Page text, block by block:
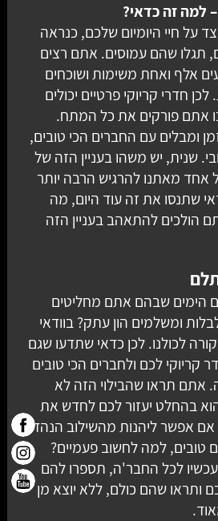
– למה זה כדאי?
על חיי היומיום שלכם, כנראה
תגלו שהם עמוסים. אתם רצים
אלף ואחת משימות ושוכחים
לכן חדרי קריוקי פרטיים יכולים
אתם פורקים את כל המתח.
ומבלים עם החברים הכי טובים,
שנית, יש משהו בעניין הזה של
אחד מאתנו להרגיש הרבה יותר
שתנסו את זה עוד היום, מה
הולכים להתאהב בעניין הזה
הימים שבהם אתם מחליטים
ומשלמים הון עתק? בוודאי
לכולנו. לכן כדאי שתדעו שגם
קריוקי לכם ולחברים הכי טובים
אתם תראו שהבילוי הזה לא
בהחלט יעזור לכם לחדש את
אם אפשר ליהנות מהשילוב הנהדר
טובים, למה לחשוב פעמיים?
לכל החבר'ה, תספרו להם
ותראו שהם כולם, ללא יוצא מן